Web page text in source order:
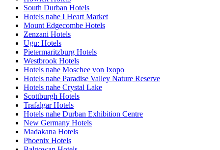
South Durban Hotels
Hotels nahe I Heart Market
Mount Edgecombe Hotels
Zenzani Hotels
Ugu: Hotels
Pietermaritzburg Hotels
Westbrook Hotels
Hotels nahe Moschee von Ixopo
Hotels nahe Paradise Valley Nature Reserve
Hotels nahe Crystal Lake
Scottburgh Hotels
Trafalgar Hotels
Hotels nahe Durban Exhibition Centre
New Germany Hotels
Madakana Hotels
Phoenix Hotels